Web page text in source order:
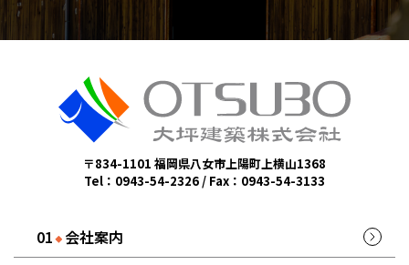
〒834-1101 福岡県八女市上陽町上横山1368
Tel：0943-54-2326 / Fax：0943-54-3133
会社案内